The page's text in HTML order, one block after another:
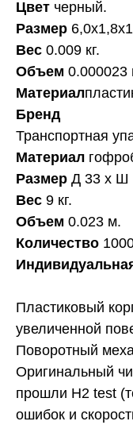
Цвет черный.
Размер
Вес 0.009 кг.
Объем 0.000023
Материал
Бренд
Транспортная
Материал
Размер Д 33 x Ш
Вес 9 кг.
Объем 0.023 м.
Количество
Пластиковый
увеличенной
Поворотный
Оригинальный
прошли H2 test
ошибок и